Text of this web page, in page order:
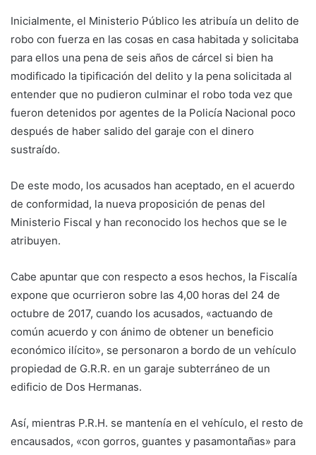
Inicialmente, el Ministerio Público les atribuía un delito de
robo con fuerza en las cosas en casa habitada y solicitaba
para ellos una pena de seis años de cárcel si bien ha
modificado la tipificación del delito y la pena solicitada al
entender que no pudieron culminar el robo toda vez que
fueron detenidos por agentes de la Policía Nacional poco
después de haber salido del garaje con el dinero
sustraído.
De este modo, los acusados han aceptado, en el acuerdo
de conformidad, la nueva proposición de penas del
Ministerio Fiscal y han reconocido los hechos que se le
atribuyen.
Cabe apuntar que con respecto a esos hechos, la Fiscalía
expone que ocurrieron sobre las 4,00 horas del 24 de
octubre de 2017, cuando los acusados, «actuando de
común acuerdo y con ánimo de obtener un beneficio
económico ilícito», se personaron a bordo de un vehículo
propiedad de G.R.R. en un garaje subterráneo de un
edificio de Dos Hermanas.
Así, mientras P.R.H. se mantenía en el vehículo, el resto de
encausados, «con gorros, guantes y pasamontañas» para